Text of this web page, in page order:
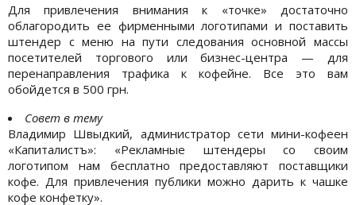
Для привлечения внимания к «точке» достаточно
облагородить ее фирменными логотипами и поставить
штендер с меню на пути следования основной массы
посетителей торгового или бизнес-центра — для
перенаправления трафика к кофейне. Все это вам
обойдется в 500 грн.
Совет в тему
Владимир Швыдкий, администратор сети мини-кофеен
«Капиталистъ»: «Рекламные штендеры со своим
логотипом нам бесплатно предоставляют поставщики
кофе. Для привлечения публики можно дарить к чашке
кофе конфетку».